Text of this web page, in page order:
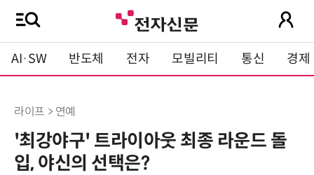
AI·SW 반도체 전자 모빌리티 통신 경제
라이프 > 연예
'최강야구' 트라이아웃 최종 라운드 돌
입, 야신의 선택은?